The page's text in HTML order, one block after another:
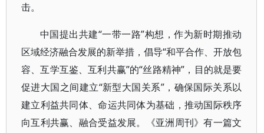
击。
中国提出共建“一带一路”构想，作为新时期推动
区域经济融合发展的新举措，倡导“和平合作、开放包
容、互学互鉴、互利共赢”的“丝路精神”，目的就是要
促进大国之间建立“新型大国关系”，确保国际关系以
建立利益共同体、命运共同体为基础，推动国际秩序
向互利共赢、融合受益发展。《亚洲周刊》有一篇文